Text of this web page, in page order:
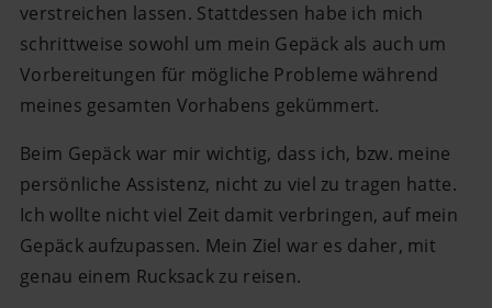
verstreichen lassen. Stattdessen habe ich mich
schrittweise sowohl um mein Gepäck als auch um
Vorbereitungen für mögliche Probleme während
meines gesamten Vorhabens gekümmert.
Beim Gepäck war mir wichtig, dass ich, bzw. meine
persönliche Assistenz, nicht zu viel zu tragen hatte.
Ich wollte nicht viel Zeit damit verbringen, auf mein
Gepäck aufzupassen. Mein Ziel war es daher, mit
genau einem Rucksack zu reisen.